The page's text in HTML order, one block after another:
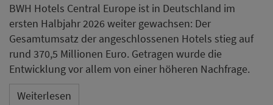
BWH Hotels Central Europe ist in Deutschland im
ersten Halbjahr 2026 weiter gewachsen: Der
Gesamtumsatz der angeschlossenen Hotels stieg auf
rund 370,5 Millionen Euro. Getragen wurde die
Entwicklung vor allem von einer höheren Nachfrage.
Weiterlesen